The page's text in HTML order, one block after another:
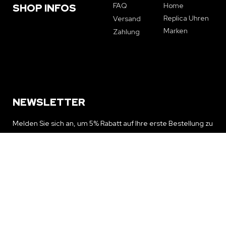
SHOP INFOS
FAQ
Versand
Zahlung
Home
Replica Uhren
Marken
NEWSLETTER
Melden Sie sich an, um 5% Rabatt auf Ihre erste Bestellung zu
erhalten und über Sonderangebote und Neuigkeiten auf dem